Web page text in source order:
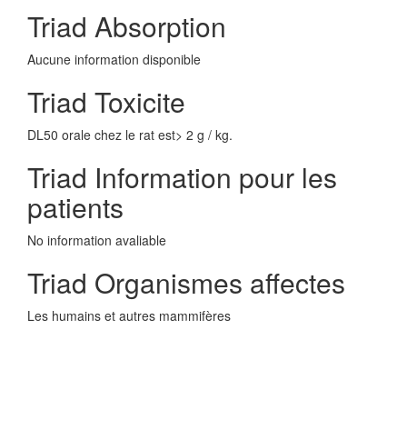
Triad Absorption
Aucune information disponible
Triad Toxicite
DL50 orale chez le rat est> 2 g / kg.
Triad Information pour les
patients
No information avaliable
Triad Organismes affectes
Les humains et autres mammifères